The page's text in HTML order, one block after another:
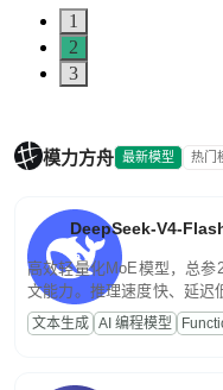
1
2
3
模力方舟 最新模型 热门
DeepSeek-V4-
高效轻量化MoE模型，总
文能力。推理速度快、延迟
高并发、轻量化任务，适合
文案处理等普惠刚需场景。
文本生成 AI 编程模型